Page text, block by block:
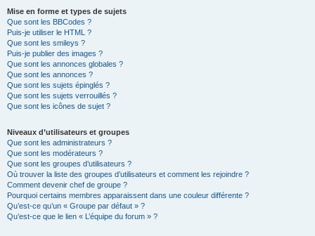
Mise en forme et types de sujets
Que sont les BBCodes ?
Puis-je utiliser le HTML ?
Que sont les smileys ?
Puis-je publier des images ?
Que sont les annonces globales ?
Que sont les annonces ?
Que sont les sujets épinglés ?
Que sont les sujets verrouillés ?
Que sont les icônes de sujet ?
Niveaux d’utilisateurs et groupes
Que sont les administrateurs ?
Que sont les modérateurs ?
Que sont les groupes d’utilisateurs ?
Où trouver la liste des groupes d’utilisateurs et comment les rejoindre ?
Comment devenir chef de groupe ?
Pourquoi certains membres apparaissent dans une couleur différente ?
Qu’est-ce qu’un « Groupe par défaut » ?
Qu’est-ce que le lien « L’équipe du forum » ?